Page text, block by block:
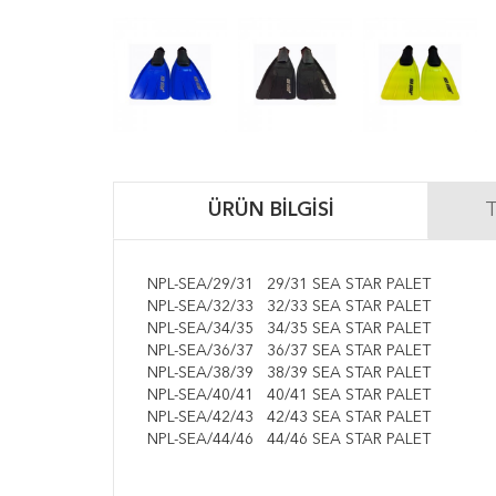
ÜRÜN BILGISI
NPL-SEA/29/31
29/31 SEA STAR PALET
NPL-SEA/32/33
32/33 SEA STAR PALET
NPL-SEA/34/35
34/35 SEA STAR PALET
NPL-SEA/36/37
36/37 SEA STAR PALET
NPL-SEA/38/39
38/39 SEA STAR PALET
NPL-SEA/40/41
40/41 SEA STAR PALET
NPL-SEA/42/43
42/43 SEA STAR PALET
NPL-SEA/44/46
44/46 SEA STAR PALET